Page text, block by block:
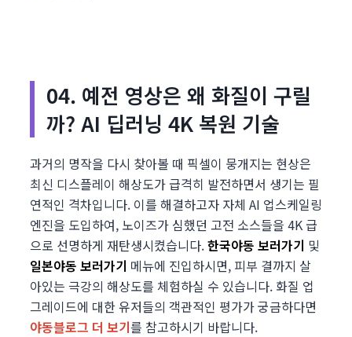
04. 예전 영상은 왜 화질이 구릴
까? AI 딥러닝 4K 복원 기술
과거의 명작을 다시 찾아볼 때 픽셀이 뭉개지는 현상은
최신 디스플레이 해상도가 급격히 발전하면서 생기는 필
연적인 격차입니다. 이를 해결하고자 자체 AI 업스케일링
엔진을 도입하여, 노이즈가 심했던 고전 소스들을 4K 급
으로 선명하게 재탄생시켰습니다.한국야동 보러가기 및
일본야동 보러가기 메뉴에 진입하시면, 피부 결까지 살
아있는 극강의 해상도를 체험하실 수 있습니다. 화질 업
그레이드에 대한 유저들의 객관적인 평가가 궁금하다면
야동블로그 더 보기를 참고하시기 바랍니다.